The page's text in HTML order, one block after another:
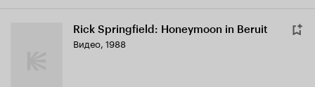
Rick Springfield: Honeymoon in Beruit
Видео, 1988